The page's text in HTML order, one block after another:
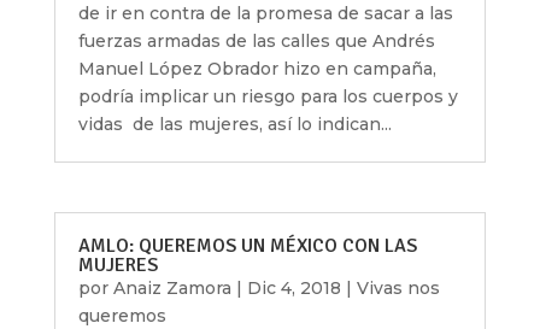
de ir en contra de la promesa de sacar a las
fuerzas armadas de las calles que Andrés
Manuel López Obrador hizo en campaña,
podría implicar un riesgo para los cuerpos y
vidas de las mujeres, así lo indican...
AMLO: QUEREMOS UN MÉXICO CON LAS
MUJERES
por Anaiz Zamora | Dic 4, 2018 | Vivas nos
queremos